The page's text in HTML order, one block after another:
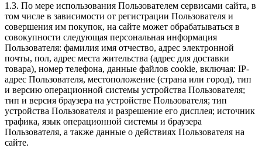
1.3. По мере использования Пользователем сервисами сайта, в
том числе в зависимости от регистрации Пользователя и
совершения им покупок, на сайте может обрабатываться в
совокупности следующая персональная информация
Пользователя: фамилия имя отчество, адрес электронной
почты, пол, адрес места жительства (адрес для доставки
товара), номер телефона, данные файлов cookie, включая: IP-
адрес Пользователя, местоположение (страна или город), тип
и версию операционной системы устройства Пользователя;
тип и версия браузера на устройстве Пользователя; тип
устройства Пользователя и разрешение его дисплея; источник
трафика, язык операционной системы и браузера
Пользователя, а также данные о действиях Пользователя на
сайте.